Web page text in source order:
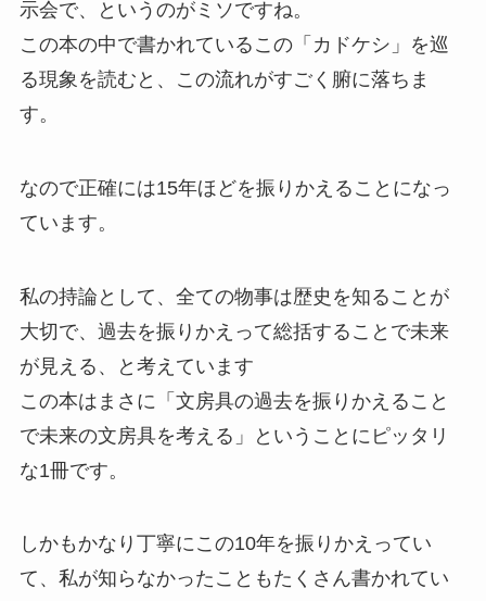
示会で、というのがミソですね。
この本の中で書かれているこの「カドケシ」を巡
る現象を読むと、この流れがすごく腑に落ちま
す。
なので正確には15年ほどを振りかえることになっ
ています。
私の持論として、全ての物事は歴史を知ることが
大切で、過去を振りかえって総括することで未来
が見える、と考えています
この本はまさに「文房具の過去を振りかえること
で未来の文房具を考える」ということにピッタリ
な1冊です。
しかもかなり丁寧にこの10年を振りかえってい
て、私が知らなかったこともたくさん書かれてい